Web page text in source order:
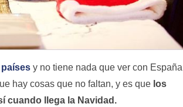
y no tiene nada que ver con
hay cosas que no faltan, y es que los
cuando llega la Navidad.